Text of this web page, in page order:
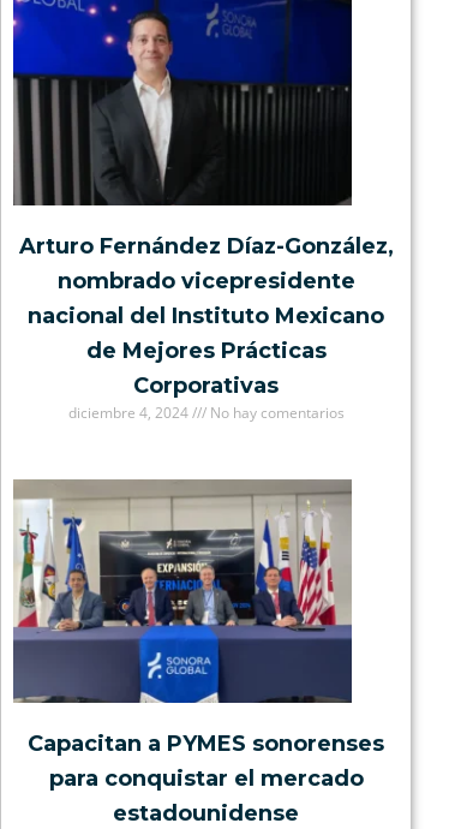
Arturo Fernández Díaz-González,
nombrado vicepresidente
nacional del Instituto Mexicano
de Mejores Prácticas
Corporativas
diciembre 4, 2024 No hay comentarios
Capacitan a PYMES sonorenses
para conquistar el mercado
estadounidense